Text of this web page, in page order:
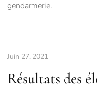
gendarmerie.
Juin 27, 2021
Résultats des